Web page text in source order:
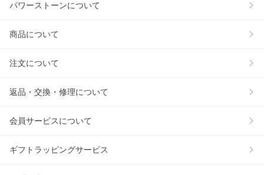
パワーストーンについて
商品について
注文について
返品・交換・修理について
会員サービスについて
ギフトラッピングサービス